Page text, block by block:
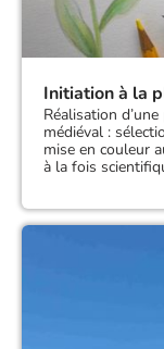
Initiation à la
Réalisation
médiéval :
mise en couleur
à la fois